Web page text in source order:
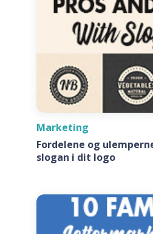
Marketing
Fordelene og
slogan i dit logo